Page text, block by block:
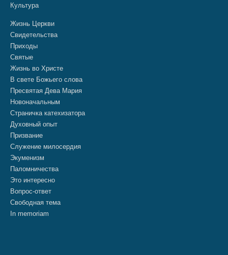
Культура
Жизнь Церкви
Свидетельства
Приходы
Святые
Жизнь во Христе
В свете Божьего слова
Пресвятая Дева Мария
Новоначальным
Страничка катехизатора
Духовный опыт
Призвание
Служение милосердия
Экуменизм
Паломничества
Это интересно
Вопрос-ответ
Свободная тема
In memoriam